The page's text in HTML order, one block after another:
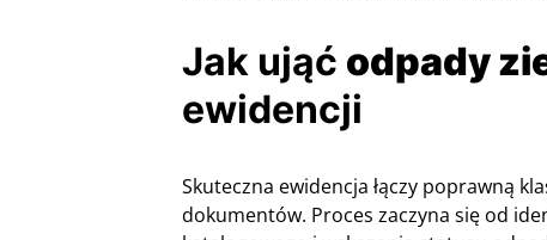
Jak ująć odpady
ewidencji
Skuteczna ewidencja łączy poprawną
dokumentów. Proces zaczyna się od